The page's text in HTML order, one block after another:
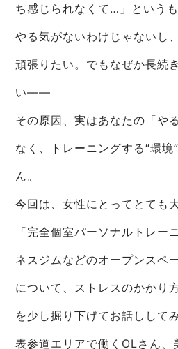
ち感じられなくて…」というも
やる気がないわけじゃないし
頑張りたい。でもなぜか長続
い――
その原因、実はあなたの「や
なく、トレーニングする“環
ん。
今回は、女性にとってとても
「完全個室パーソナルトレー
ネスジムなどのオープンスペー
について、ストレスのかかり
を少し掘り下げてお話しして
表参道エリアで働くOLさん、